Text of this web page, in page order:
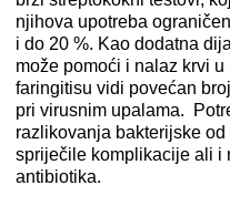
njihova upotreba
i do 20 %. Kao dodatna
može pomoći i nalaz krvi
faringitisu vidi povećan
pri virusnim upalama.
razlikovanja bakterijske
spriječile komplikacije ali i
antibiotika.